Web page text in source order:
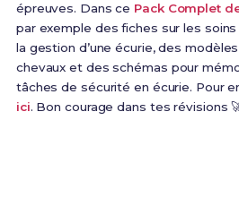
épreuves. Dans ce Pack Complet
par exemple des fiches sur les
la gestion d’une écurie, des
chevaux et des schémas pour
tâches de sécurité en écurie. Pour
ici. Bon courage dans tes révisions